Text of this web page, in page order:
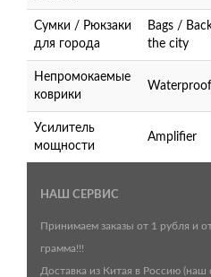
Сумки / Рюкзаки
для города
Bags /
the city
Непромокаемые
коврики
Усилитель
мощности
Amplifier
НАШ СЕРВИС
Принимаем заказы от 1 рубля и
грамма!!!
Доставка из Китая в Россию (наш